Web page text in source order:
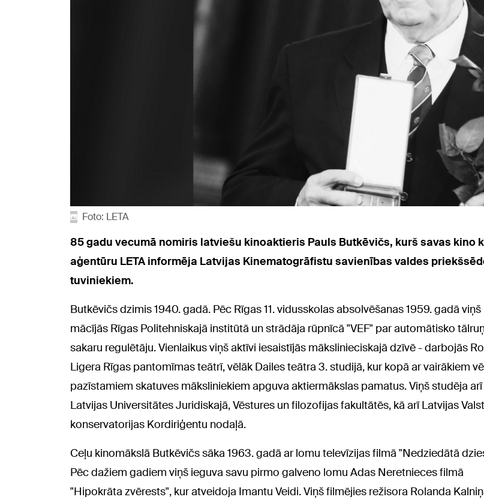
Foto: LETA
85 gadu vecumā nomiris latviešu kinoaktieris Pauls Butkēvičs, kurš savas kino
aģentūru LETA informēja Latvijas Kinematogrāfistu savienības valdes
tuviniekiem.
Butkēvičs dzimis 1940. gadā. Pēc Rīgas 11. vidusskolas absolvēšanas 1959. gadā viņš
mācījās Rīgas Politehniskajā institūtā un strādāja rūpnīcā "VEF" par automātisko
sakaru regulētāju. Vienlaikus viņš aktīvi iesaistījās mākslinieciskajā dzīvē - darbojās
Ligera Rīgas pantomīmas teātrī, vēlāk Dailes teātra 3. studijā, kur kopā ar vairākiem
pazīstamiem skatuves māksliniekiem apguva aktiermākslas pamatus. Viņš studēja arī
Latvijas Universitātes Juridiskajā, Vēstures un filozofijas fakultātēs, kā arī Latvijas
konservatorijas Kordiriģentu nodaļā.
Ceļu kinomākslā Butkēvičs sāka 1963. gadā ar lomu televīzijas filmā "Nedziedātā
Pēc dažiem gadiem viņš ieguva savu pirmo galveno lomu Adas Neretnieces filmā
"Hipokrāta zvērests", kur atveidoja Imantu Veidi. Viņš filmējies režisora Rolanda